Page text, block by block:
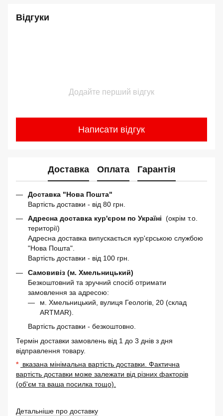
Відгуки
Додайте перший відгук
Написати відгук
Доставка Оплата Гарантія
Доставка "Нова Пошта"
Вартість доставки - від 80 грн.
Адресна доставка кур'єром по Україні (окрім т.о.
території)
Адресна доставка випускається кур'єрською службою
"Нова Пошта".
Вартість доставки - від 100 грн.
Самовивіз (м. Хмельницький)
Безкоштовний та зручний спосіб отримати
замовлення за адресою:
м. Хмельницький, вулиця Геологів, 20 (склад
ARTMAR).
Вартість доставки - безкоштовно.
Термін доставки замовлень від 1 до 3 днів з дня
відправлення товару.
* вказана мінімальна вартість доставки. Фактична
вартість доставки може залежати від різних факторів
(об'єм та ваша посилка тощо).
Детальніше про доставку